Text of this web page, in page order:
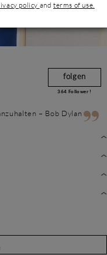
folgen
364 Follower !
– Bob Dylan
policy andterms of use.